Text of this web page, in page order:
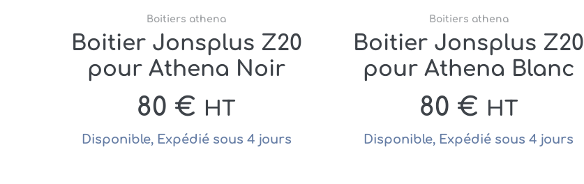
Boitiers athena
Boitier Jonsplus Z20
pour Athena Noir
80 € HT
Disponible, Expédié sous 4 jours
Boitiers athena
Boitier Jonsplus Z20
pour Athena Blanc
80 € HT
Disponible, Expédié sous 4 jours